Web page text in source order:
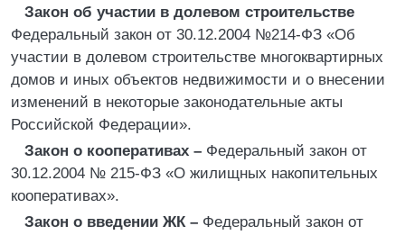
Закон об участии в долевом строительстве
Федеральный закон от 30.12.2004 №214-ФЗ «Об
участии в долевом строительстве многоквартирных
домов и иных объектов недвижимости и о внесении
изменений в некоторые законодательные акты
Российской Федерации».
Закон о кооперативах – Федеральный закон от
30.12.2004 № 215-ФЗ «О жилищных накопительных
кооперативах».
Закон о введении ЖК – Федеральный закон от